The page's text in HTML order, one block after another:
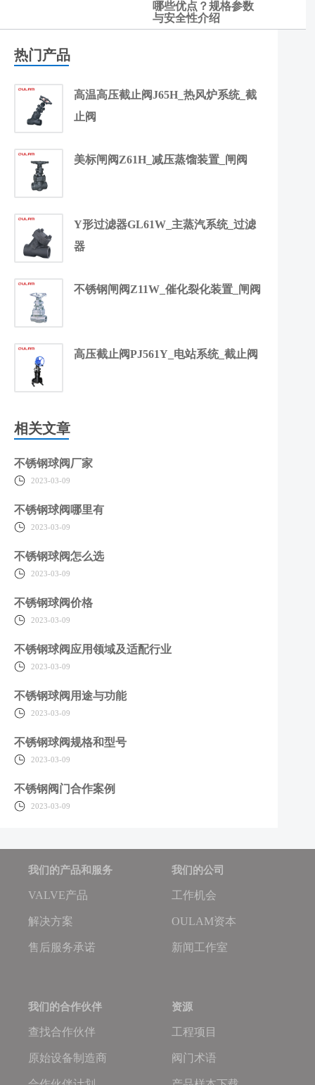
哪些优点？规格参数
与安全性介绍
热门产品
高温高压截止阀J65H_热风炉系统_截
止阀
美标闸阀Z61H_减压蒸馏装置_闸阀
Y形过滤器GL61W_主蒸汽系统_过滤
器
不锈钢闸阀Z11W_催化裂化装置_闸阀
高压截止阀PJ561Y_电站系统_截止阀
相关文章
不锈钢球阀厂家
2023-03-09
不锈钢球阀哪里有
2023-03-09
不锈钢球阀怎么选
2023-03-09
不锈钢球阀价格
2023-03-09
不锈钢球阀应用领域及适配行业
2023-03-09
不锈钢球阀用途与功能
2023-03-09
不锈钢球阀规格和型号
2023-03-09
不锈钢阀门合作案例
2023-03-09
我们的产品和服务
VALVE产品
解决方案
售后服务承诺
我们的公司
工作机会
OULAM资本
新闻工作室
我们的合作伙伴
查找合作伙伴
原始设备制造商
资源
工程项目
阀门术语